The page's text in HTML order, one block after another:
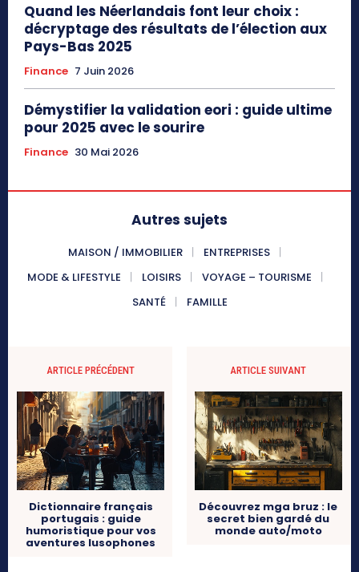
Quand les Néerlandais font leur choix :
décryptage des résultats de l’élection aux
Pays-Bas 2025
Finance 7 Juin 2026
Démystifier la validation eori : guide ultime
pour 2025 avec le sourire
Finance 30 Mai 2026
Autres sujets
MAISON / IMMOBILIER
ENTREPRISES
MODE & LIFESTYLE
LOISIRS
VOYAGE – TOURISME
SANTÉ
FAMILLE
ARTICLE PRÉCÉDENT
Dictionnaire français
portugais : guide
humoristique pour vos
aventures lusophones
ARTICLE SUIVANT
Découvrez mga bruz : le
secret bien gardé du
monde auto/moto